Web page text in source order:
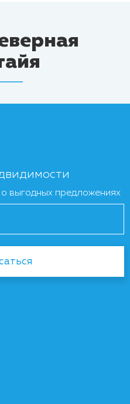
о выгодных предложениях